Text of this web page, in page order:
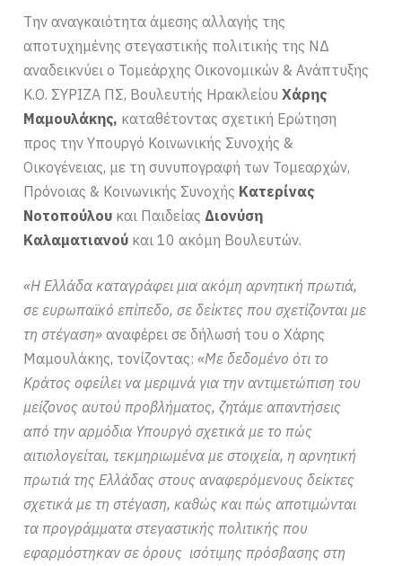
Την αναγκαιότητα άμεσης αλλαγής της
αποτυχημένης στεγαστικής πολιτικής της ΝΔ
αναδεικνύει ο Τομεάρχης Οικονομικών & Ανάπτυξης
Κ.Ο. ΣΥΡΙΖΑ ΠΣ, Βουλευτής ΗρακλείουΧάρης
Μαμουλάκης, καταθέτοντας σχετική Ερώτηση
προς την Υπουργό Κοινωνικής Συνοχής &
Οικογένειας, με τη συνυπογραφή των Τομεαρχών,
Πρόνοιας & Κοινωνικής Συνοχής Κατερίνας
Νοτοπούλου και Παιδείας Διονύση
Καλαματιανού και 10 ακόμη Βουλευτών.
«Η Ελλάδα καταγράφει μια ακόμη αρνητική πρωτιά,
σε ευρωπαϊκό επίπεδο, σε δείκτες που σχετίζονται με
τη στέγαση» αναφέρει σε δήλωσή του ο Χάρης
Μαμουλάκης, τονίζοντας:«Με δεδομένο ότι το
Κράτος οφείλει να μεριμνά για την αντιμετώπιση του
μείζονος αυτού προβλήματος, ζητάμε απαντήσεις
από την αρμόδια Υπουργό σχετικά με το πώς
αιτιολογείται, τεκμηριωμένα με στοιχεία, η αρνητική
πρωτιά της Ελλάδας στους αναφερόμενους δείκτες
σχετικά με τη στέγαση, καθώς και πώς αποτιμώνται
τα προγράμματα στεγαστικής πολιτικής που
εφαρμόστηκαν σε όρους ισότιμης πρόσβασης στη